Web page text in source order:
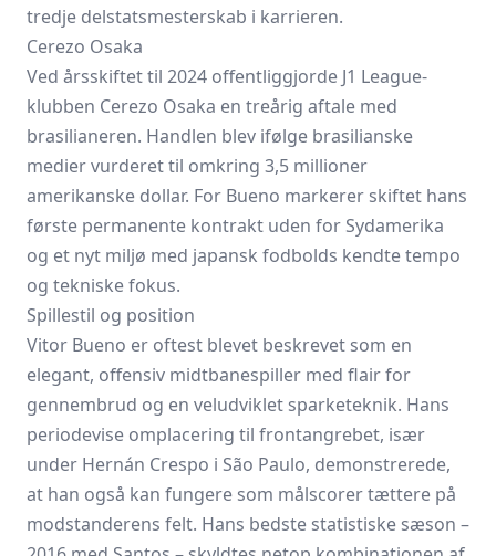
tredje delstatsmesterskab i karrieren.
Cerezo Osaka
Ved årsskiftet til 2024 offentliggjorde J1 League-
klubben Cerezo Osaka en treårig aftale med
brasilianeren. Handlen blev ifølge brasilianske
medier vurderet til omkring 3,5 millioner
amerikanske dollar. For Bueno markerer skiftet hans
første permanente kontrakt uden for Sydamerika
og et nyt miljø med japansk fodbolds kendte tempo
og tekniske fokus.
Spillestil og position
Vitor Bueno er oftest blevet beskrevet som en
elegant, offensiv midtbanespiller med flair for
gennembrud og en veludviklet sparketeknik. Hans
periodevise omplacering til frontangrebet, især
under Hernán Crespo i São Paulo, demonstrerede,
at han også kan fungere som målscorer tættere på
modstanderens felt. Hans bedste statistiske sæson –